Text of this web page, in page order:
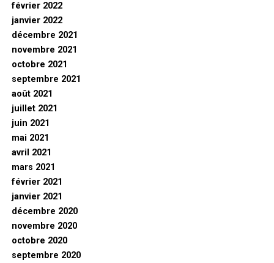
février 2022
janvier 2022
décembre 2021
novembre 2021
octobre 2021
septembre 2021
août 2021
juillet 2021
juin 2021
mai 2021
avril 2021
mars 2021
février 2021
janvier 2021
décembre 2020
novembre 2020
octobre 2020
septembre 2020